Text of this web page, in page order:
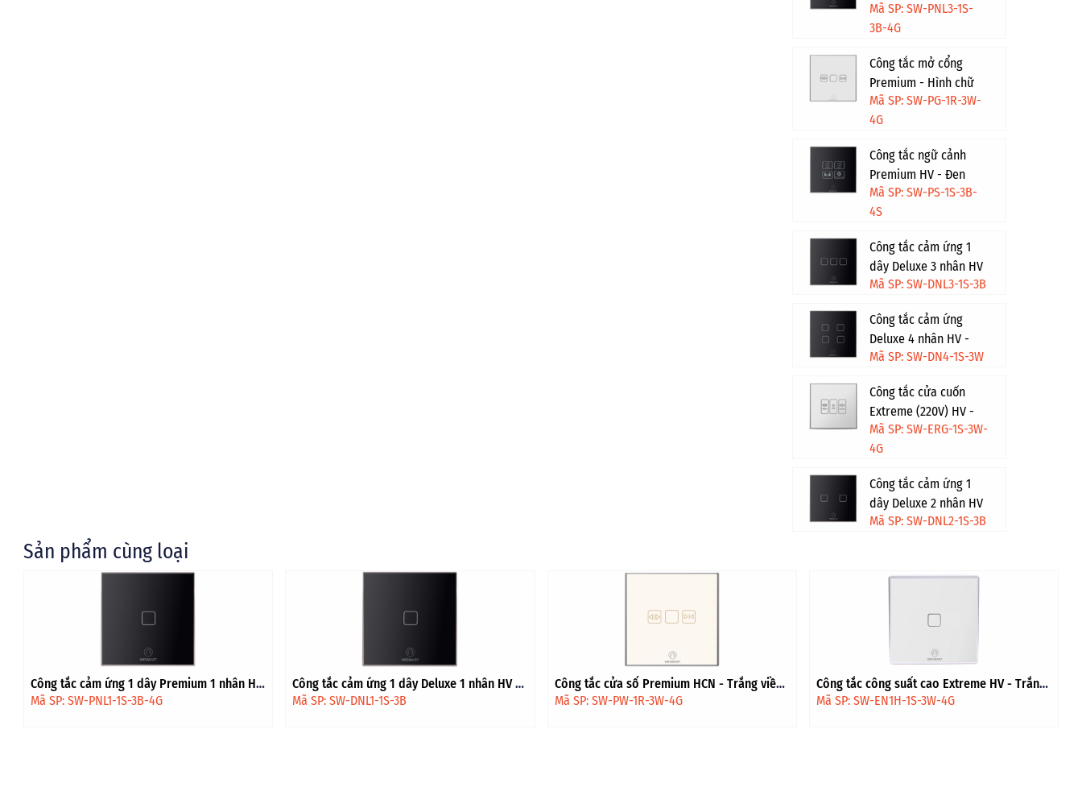
HV - Đen viền vàng
Mã SP: SW-PNL3-1S-
3B-4G
Công tắc mở cổng
Premium - Hình chữ
nhật - Trắng viền vàng
Mã SP: SW-PG-1R-3W-
4G
Công tắc ngữ cảnh
Premium HV - Đen
viền bạc
Mã SP: SW-PS-1S-3B-
4S
Công tắc cảm ứng 1
dây Deluxe 3 nhân HV
- Đen
Mã SP: SW-DNL3-1S-3B
Công tắc cảm ứng
Deluxe 4 nhân HV -
Trắng
Mã SP: SW-DN4-1S-3W
Công tắc cửa cuốn
Extreme (220V) HV -
Trắng viền vàng
Mã SP: SW-ERG-1S-3W-
4G
Công tắc cảm ứng 1
dây Deluxe 2 nhân HV
- Đen
Mã SP: SW-DNL2-1S-3B
Sản phẩm cùng loại
Công tắc cảm ứng 1 dây Premium 1 nhân HV
- Đen viền vàng
Mã SP: SW-PNL1-1S-3B-4G
Công tắc cảm ứng 1 dây Deluxe 1 nhân HV -
Đen
Mã SP: SW-DNL1-1S-3B
Công tắc cửa sổ Premium HCN - Trắng viền
vàng
Mã SP: SW-PW-1R-3W-4G
Công tắc công suất cao Extreme HV - Trắng
viền vàng
Mã SP: SW-EN1H-1S-3W-4G